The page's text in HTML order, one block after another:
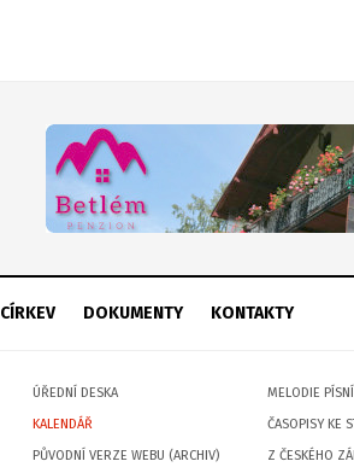
CÍRKEV DOKUMENTY KONTAKTY
ÚŘEDNÍ DESKA
KALENDÁŘ
PŮVODNÍ VERZE WEBU (ARCHIV)
MELODIE
ČASOPISY KE
Z ČESKÉHO